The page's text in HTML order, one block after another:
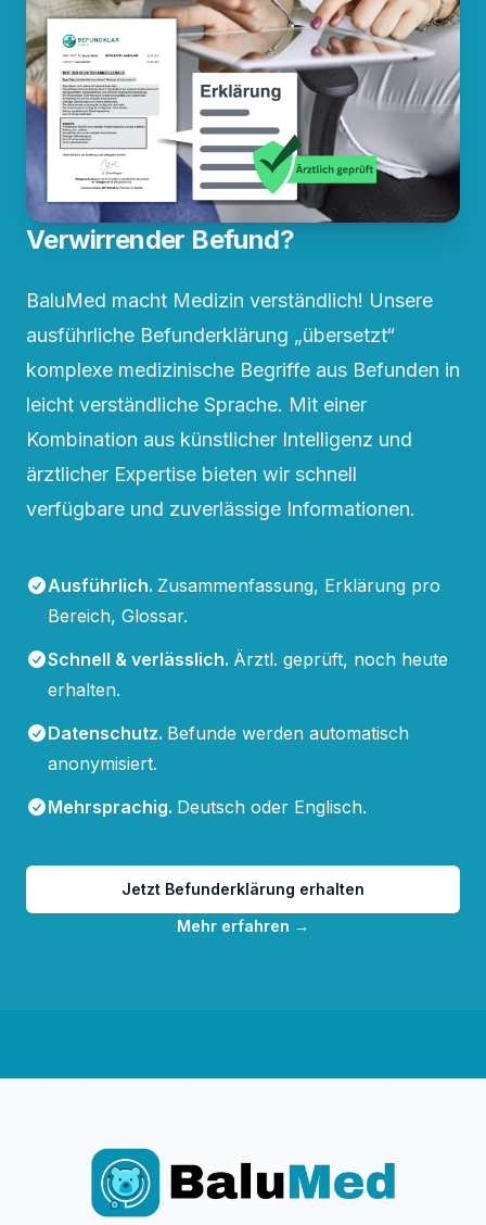
Verwirrender Befund?
BaluMed macht Medizin verständlich! Unsere
ausführliche Befunderklärung „übersetzt“
komplexe medizinische Begriffe aus Befunden in
leicht verständliche Sprache. Mit einer
Kombination aus künstlicher Intelligenz und
ärztlicher Expertise bieten wir schnell
verfügbare und zuverlässige Informationen.
Ausführlich. Zusammenfassung, Erklärung pro
Bereich, Glossar.
Schnell & verlässlich. Ärztl. geprüft, noch heute
erhalten.
Datenschutz. Befunde werden automatisch
anonymisiert.
Mehrsprachig. Deutsch oder Englisch.
Jetzt Befunderklärung erhalten
Mehr erfahren →